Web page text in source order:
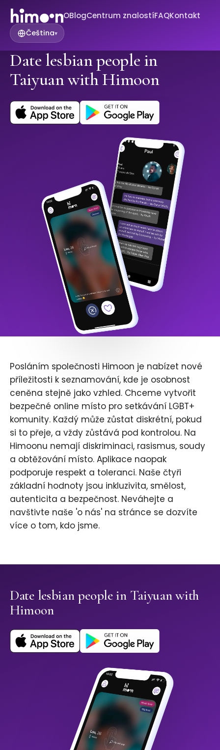
OBlogCentrum znalostíFAQKontakt
Čeština▾
Date lesbian people in
Taiyuan with Himoon
Posláním společnosti Himoon je nabízet nové
příležitosti k seznamování, kde je osobnost
ceněna stejně jako vzhled. Chceme vytvořit
bezpečné online místo pro setkávání LGBT+
komunity. Každý může zůstat diskrétní, pokud
si to přeje, a vždy zůstává pod kontrolou. Na
Himoonu nemají diskriminaci, rasismus, soudy
a obtěžování místo. Aplikace naopak
podporuje respekt a toleranci. Naše čtyři
základní hodnoty jsou inkluzivita, smělost,
autenticita a bezpečnost. Neváhejte a
navštivte naše 'o nás' na stránce se dozvíte
více o tom, kdo jsme.
Date lesbian people in Taiyuan with
Himoon